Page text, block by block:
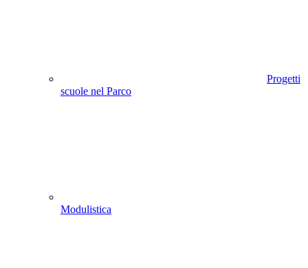
Progetti
scuole nel Parco
Modulistica